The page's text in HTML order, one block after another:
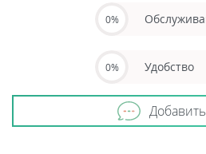
0%
0% Удобство